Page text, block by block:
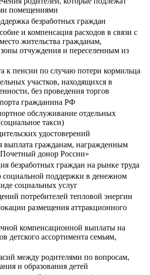
помещениями
безработных граждан
и компенсация расходов в связи с
жительства гражданам,
отчуждения и переселенным из
к пенсии по случаю потери кормильца
участков, находящихся в
без проведения торгов
гражданина РФ
обслуживание отдельных
такси)
удостоверений
выплата гражданам, награжденным
донор России»
безработных граждан на рынке труда
социальной поддержки в денежном
социальных услуг
потребителей тепловой энергии
размещения аттракционного
компенсационной выплаты на
детского ассортимента семьям,
между родителями по вопросам,
и образования детей